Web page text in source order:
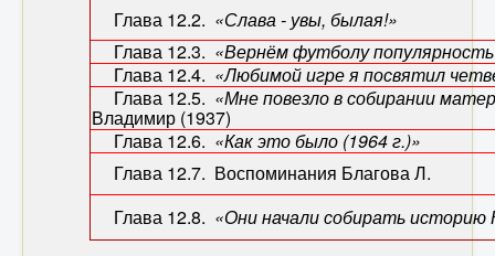
Глава 12.2. «Слава - увы, былая!»
Глава 12.3. «Вернём футболу
Глава 12.4. «Любимой игре я посвятил
Глава 12.5. «Мне повезло в собирании
Владимир (1937)
Глава 12.6. «Как это было (1964 г.)»
Глава 12.7. Воспоминания Благова Л.
Глава 12.8. «Они начали собирать историю